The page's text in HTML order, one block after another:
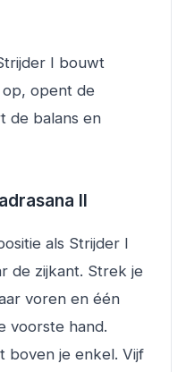
I bouwt
opent de
de balans en
II
als Strijder I
de zijkant. Strek je
voren en één
voorste hand.
boven je enkel. Vijf